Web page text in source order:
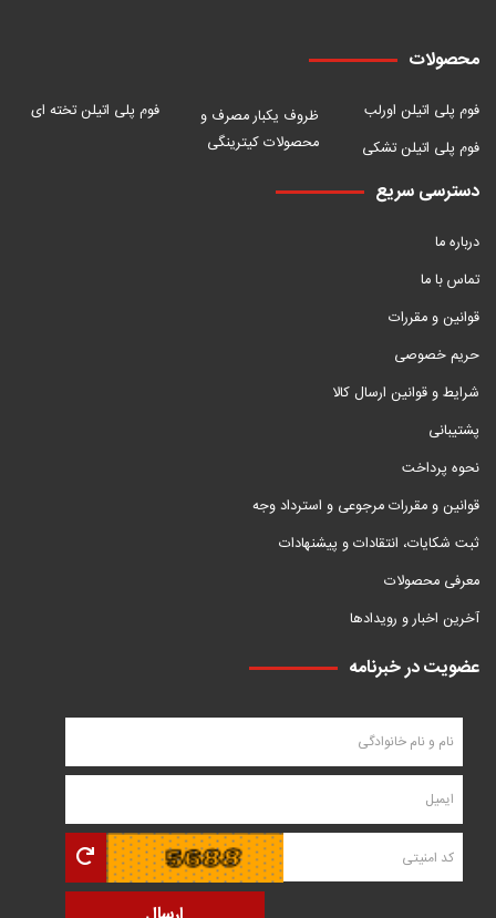
محصولات
فوم پلی اتیلن اورلب
فوم پلی اتیلن تشکی
ظروف یکبار مصرف و
محصولات کیترینگی
فوم پلی اتیلن تخته ای
دسترسی سریع
درباره ما
تماس با ما
قوانین و مقررات
حریم خصوصی
شرایط و قوانین ارسال کالا
پشتیبانی
نحوه پرداخت
قوانین و مقررات مرجوعی و استرداد وجه
ثبت شکایات، انتقادات و پیشنهادات
معرفی محصولات
آخرین اخبار و رویدادها
عضویت در خبرنامه